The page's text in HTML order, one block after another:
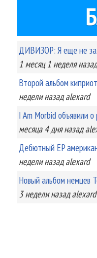
ДИВИЗОР: Я еще не
1 месяц 1 неделяназад
Второй альбом
неделиназад alexard
I Am Morbid объявили
месяца 4 дняназад
Дебютный EP
неделиназад alexard
Новый альбом немцев
3 неделиназад alexard